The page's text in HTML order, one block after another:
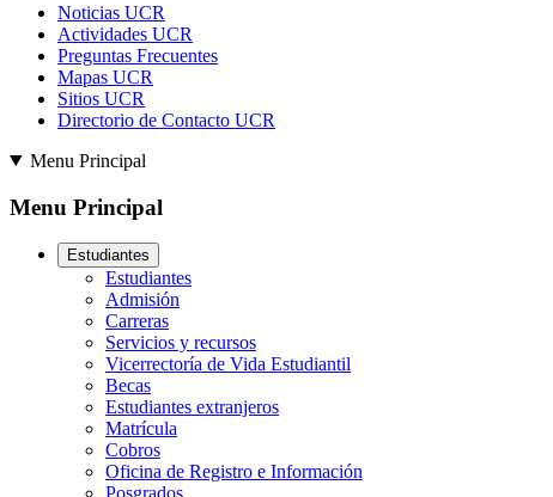
Noticias UCR
Actividades UCR
Preguntas Frecuentes
Mapas UCR
Sitios UCR
Directorio de Contacto UCR
Menu Principal
Menu Principal
Estudiantes
Estudiantes
Admisión
Carreras
Servicios y recursos
Vicerrectoría de Vida Estudiantil
Becas
Estudiantes extranjeros
Matrícula
Cobros
Oficina de Registro e Información